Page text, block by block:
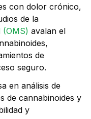
con dolor crónico,
de la
(OMS) avalan el
de
seguro.
en análisis de
de cannabinoides y
y